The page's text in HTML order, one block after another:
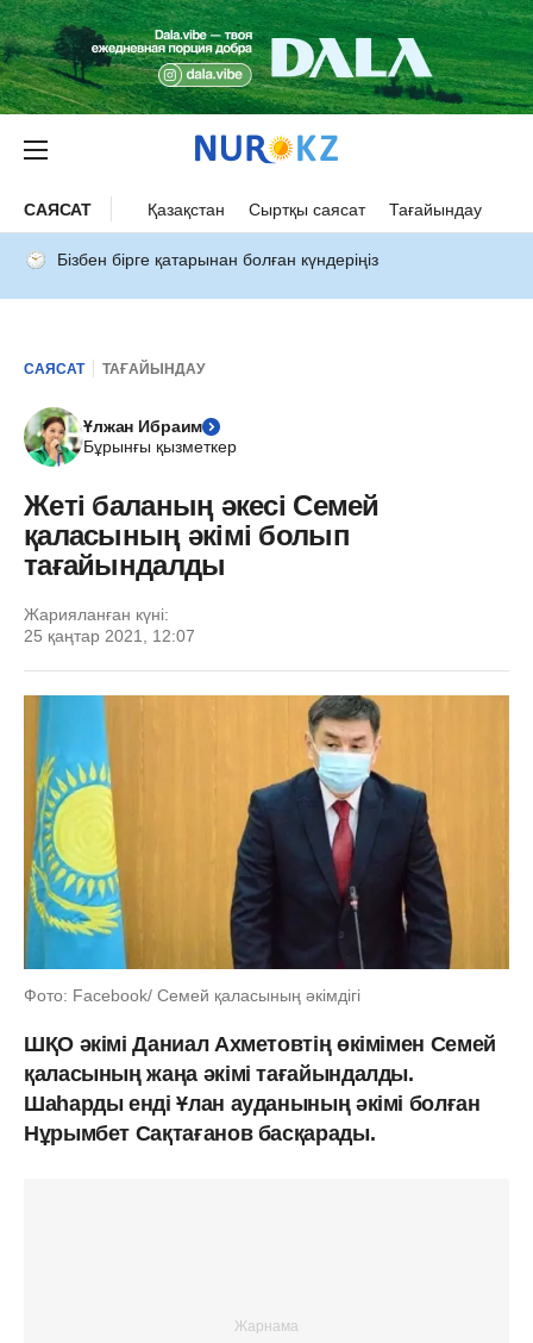
САЯСАТ Қазақстан Сыртқы саясат Тағайындау
Бізбен бірге қатарынан болған күндеріңіз
САЯСАТ ТАҒАЙЫНДАУ
Ұлжан Ибраим
Бұрынғы қызметкер
Жеті баланың әкесі Семей
қаласының әкімі болып
тағайындалды
Жарияланған күні:
25 қаңтар 2021, 12:07
Фото: Facebook/ Семей қаласының әкімдігі
ШҚО әкімі Даниал Ахметовтің өкімімен Семей
қаласының жаңа әкімі тағайындалды.
Шаһарды енді Ұлан ауданының әкімі болған
Нұрымбет Сақтағанов басқарады.